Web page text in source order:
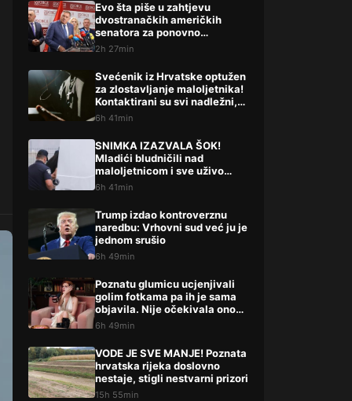
Evo šta piše u zahtjevu
dvostranačkih američkih
senatora za ponovno
uvođenje sankcija
2h 27min
Svećenik iz Hrvatske optužen
za zlostavljanje maloljetnika!
Kontaktirani su svi nadležni,
evo što su rekli
6h 41min
SNIMKA IZAZVALA ŠOK!
Mladići bludničili nad
maloljetnicom i sve uživo
objavili na netu: “Stari te
6h 41min
Trump izdao kontroverznu
naredbu: Vrhovni sud već ju je
jednom srušio
6h 49min
Poznatu glumicu ucjenjivali
golim fotkama pa ih je sama
objavila. Nije očekivala ono
što uslijedilo: ‘Slomilo me‘
6h 49min
VODE JE SVE MANJE! Poznata
hrvatska rijeka doslovno
nestaje, stigli nestvarni prizori
15h 55min